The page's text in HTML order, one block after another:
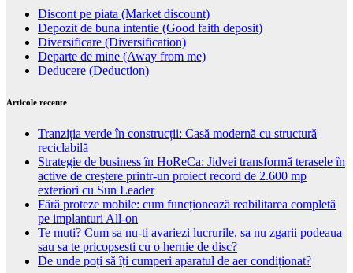
Discont pe piata (Market discount)
Depozit de buna intentie (Good faith deposit)
Diversificare (Diversification)
Departe de mine (Away from me)
Deducere (Deduction)
Articole recente
Tranziția verde în construcții: Casă modernă cu structură
reciclabilă
Strategie de business în HoReCa: Jidvei transformă terasele în
active de creștere printr-un proiect record de 2.600 mp
exteriori cu Sun Leader
Fără proteze mobile: cum funcționează reabilitarea completă
pe implanturi All-on
Te muti? Cum sa nu-ti avariezi lucrurile, sa nu zgarii podeaua
sau sa te pricopsesti cu o hernie de disc?
De unde poți să îți cumperi aparatul de aer condiționat?